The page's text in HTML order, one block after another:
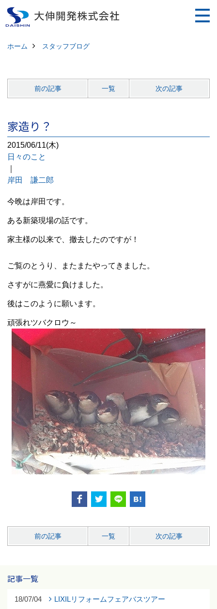
ホーム スタッフブログ
前の記事 一覧 次の記事
家造り？
2015/06/11(木)
日々のこと
岸田 謙二郎
今晩は岸田です。
ある新築現場の話です。
家主様の以来で、撤去したのですが！
ご覧のとうり、またまたやってきました。
さすがに燕愛に負けました。
後はこのように願います。
頑張れツバクロウ～
前の記事 一覧 次の記事
記事一覧
18/07/04 LIXILリフォームフェアバスツアー